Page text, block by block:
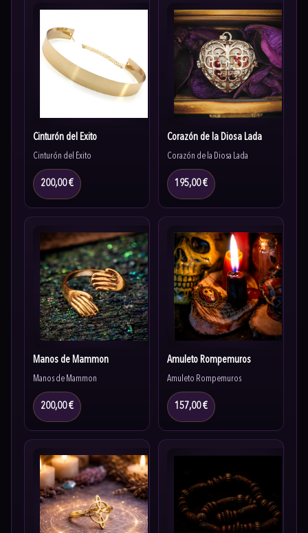
Cinturón del Éxito
Cinturón del Éxito
200,00 €
Corazón de la Diosa Lada
Corazón de la Diosa Lada
195,00 €
Manos de Mammon
Manos de Mammon
200,00 €
Amuleto Rompemuros
Amuleto Rompemuros
157,00 €